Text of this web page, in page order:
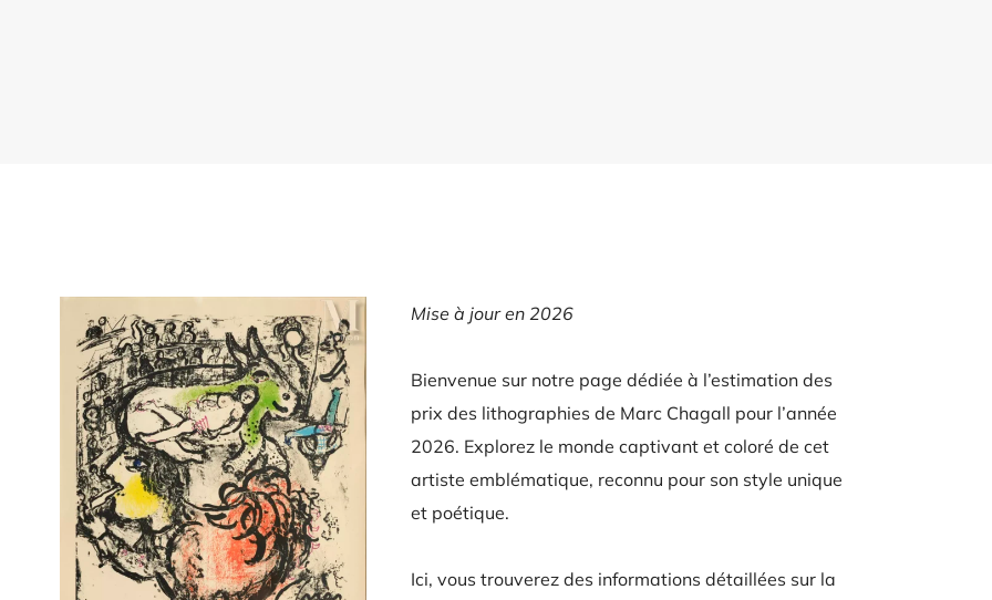
Mise à jour en 2026
Bienvenue sur notre page dédiée à l’estimation des
prix des lithographies de Marc Chagall pour l’année
2026. Explorez le monde captivant et coloré de cet
artiste emblématique, reconnu pour son style unique
et poétique.
Ici, vous trouverez des informations détaillées sur la